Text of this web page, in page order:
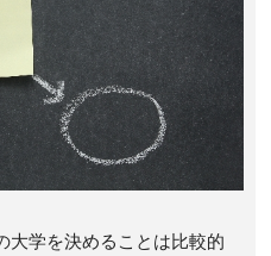
大学を決めることは比較的